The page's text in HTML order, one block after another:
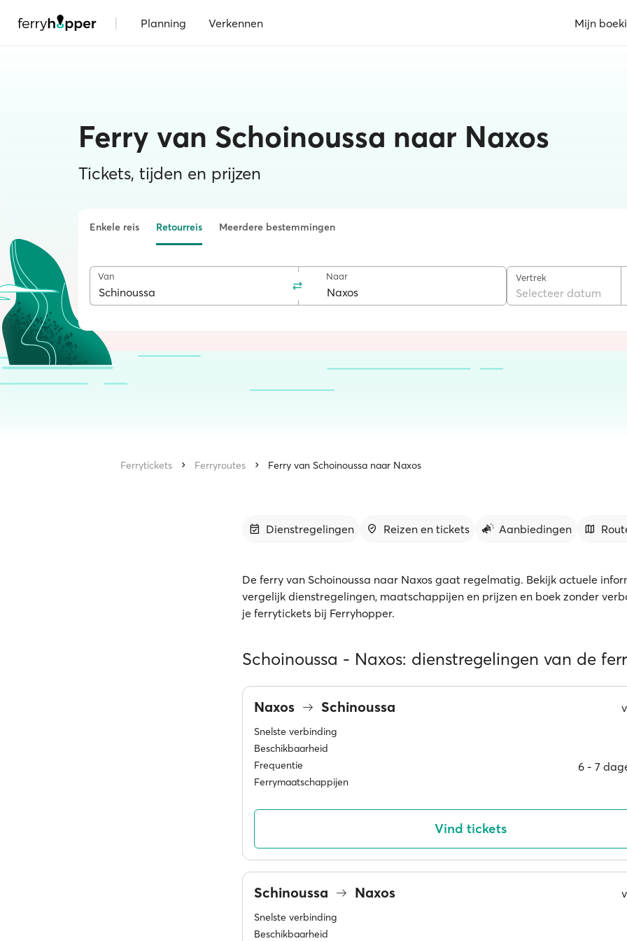
| Planning Verkennen Mijn
Ferry van Schoinoussa naar Naxos
Tickets, tijden en prijzen
Enkele reis Retourreis Meerdere bestemmingen
Van Naar Vertrek
Selecteer datum
Ferrytickets Ferryroutes Ferry van Schoinoussa naar Naxos
Dienstregelingen Reizen en tickets Aanbiedingen
De ferry van Schoinoussa naar Naxos gaat regelmatig. Bekijk actuele
vergelijk dienstregelingen, maatschappijen en prijzen en boek zonder
je ferrytickets bij Ferryhopper.
Schoinoussa - Naxos: dienstregelingen van de
Naxos Schinoussa
Snelste verbinding
Beschikbaarheid
Frequentie 6 ‐ 7
Ferrymaatschappijen
Vind tickets
Schinoussa Naxos
Snelste verbinding
Beschikbaarheid